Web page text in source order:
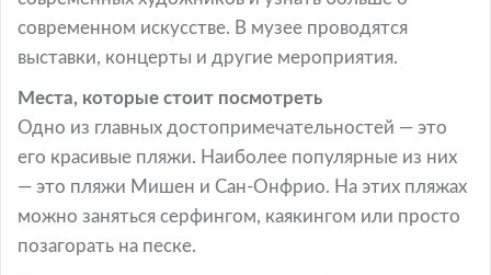
современном искусстве. В музее проводятся
выставки, концерты и другие мероприятия.
Места, которые стоит посмотреть
Одно из главных достопримечательностей — это
его красивые пляжи. Наиболее популярные из них
— это пляжи Мишен и Сан-Онфрио. На этих пляжах
можно заняться серфингом, каякингом или просто
позагорать на песке.